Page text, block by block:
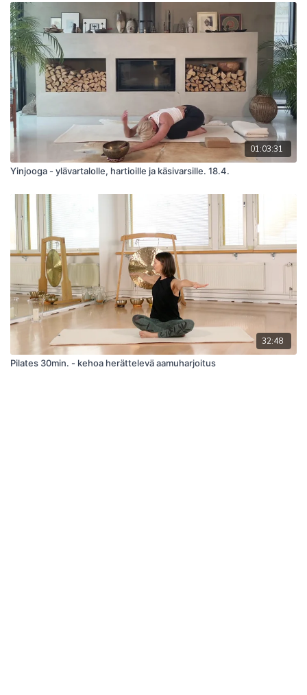
01:03:31
Yinjooga - ylävartalolle, hartioille ja käsivarsille. 18.4.
32:48
Pilates 30min. - kehoa herättelevä aamuharjoitus